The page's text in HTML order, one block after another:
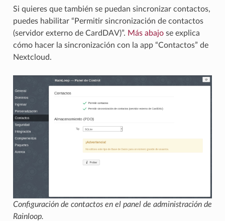
Si quieres que también se puedan sincronizar contactos,
puedes habilitar “Permitir sincronización de contactos
(servidor externo de CardDAV)”. Más abajose explica
cómo hacer la sincronización con la app “Contactos” de
Nextcloud.
Configuración de contactos en el panel de administración de
Rainloop.